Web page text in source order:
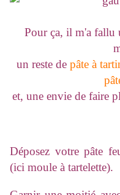
Pour ça, il m'a fallu
un reste de pâte à
et, une envie de faire
Déposez votre pâte
(ici moule à tartelette).